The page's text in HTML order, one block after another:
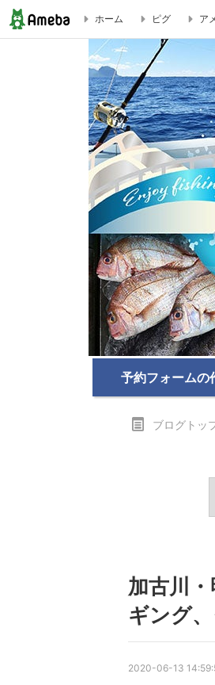
加古川・明石の遊漁船「ミタチ丸
ホーム ピグ ア
ブログトッ
加古川
ギング
2020-06-13
予約フォームの